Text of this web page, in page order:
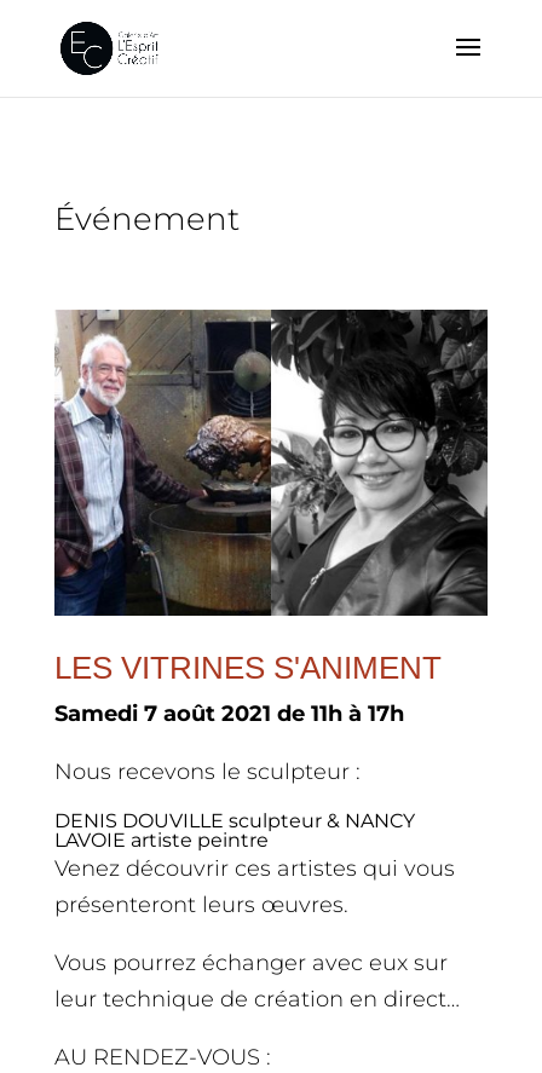
Événement
LES VITRINES S'ANIMENT
Samedi 7 août 2021 de 11h à 17h
Nous recevons le sculpteur :
DENIS DOUVILLE sculpteur & NANCY
LAVOIE artiste peintre
Venez découvrir ces artistes qui vous
présenteront leurs œuvres.
Vous pourrez échanger avec eux sur
leur technique de création en direct…
AU RENDEZ-VOUS :